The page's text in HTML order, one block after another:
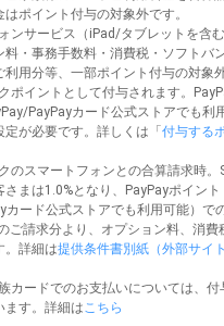
ポイント付与の対象外です。
ンサービス（iPad/タブレットを含
料・事務手数料・消費税・ソフトバ
利用分等、一部ポイント付与の対象
ポイントとして付与されます。
PayPayカード公式ストアでも利
定が必要です。詳しくは「付与する
のスマートフォンとの合算請求時
まは1.0%となり、PayPayポイント
カード公式ストアでも利用可能）で
ご請求分より、オプション料、消費
。詳細は提供条件書別紙（外部サイト
カードでのお支払いについては、付
ます。詳細は こちら